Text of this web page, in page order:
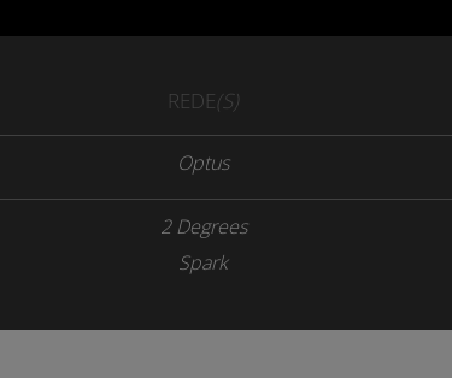
REDE(S)
Optus
2 Degrees
Spark